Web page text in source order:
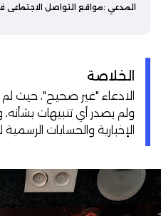
المدعي :مواقع التواصل
الخلاصة
الادعاء "غير صحيح"، حيث
ولم يصدر أي تنبيهات
الإخبارية والحسابات الرسمية